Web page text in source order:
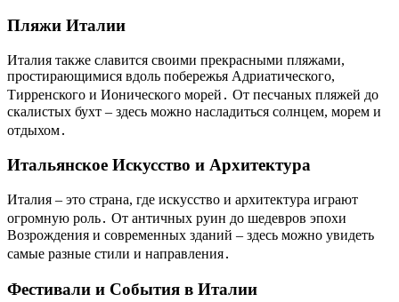
Пляжи Италии
Италия также славится своими прекрасными пляжами,
простирающимися вдоль побережья Адриатического,
Тирренского и Ионического морей․ От песчаных пляжей до
скалистых бухт – здесь можно насладиться солнцем, морем и
отдыхом․
Итальянское Искусство и Архитектура
Италия – это страна, где искусство и архитектура играют
огромную роль․ От античных руин до шедевров эпохи
Возрождения и современных зданий – здесь можно увидеть
самые разные стили и направления․
Фестивали и События в Италии